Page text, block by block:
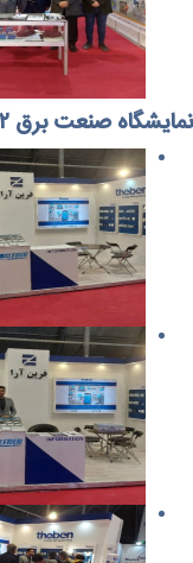
نمایشگاه صنعت برق ۱۴۰۲ شیراز